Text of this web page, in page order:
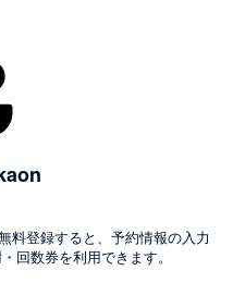
料登録すると、予約情報の入力
回数券を利用できます。